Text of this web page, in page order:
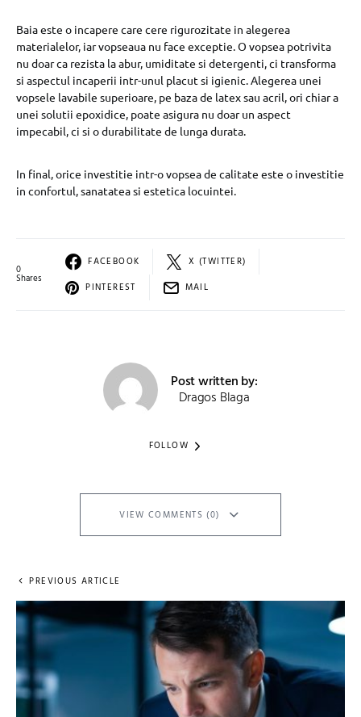
Baia este o incapere care cere rigurozitate in alegerea
materialelor, iar vopseaua nu face exceptie. O vopsea potrivita
nu doar ca rezista la abur, umiditate si detergenti, ci transforma
si aspectul incaperii intr-unul placut si igienic. Alegerea unei
vopsele lavabile superioare, pe baza de latex sau acril, ori chiar a
unei solutii epoxidice, poate asigura nu doar un aspect
impecabil, ci si o durabilitate de lunga durata.
In final, orice investitie intr-o vopsea de calitate este o investitie
in confortul, sanatatea si estetica locuintei.
0
Shares
FACEBOOK
X (TWITTER)
PINTEREST
MAIL
Post written by:
Dragos Blaga
FOLLOW
VIEW COMMENTS (0)
PREVIOUS ARTICLE